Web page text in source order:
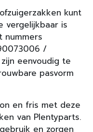
kunt
vergelijkbaar is
nummers
/
eenvoudig te
pasvorm
en fris met deze
van Plentyparts.
en zorgen